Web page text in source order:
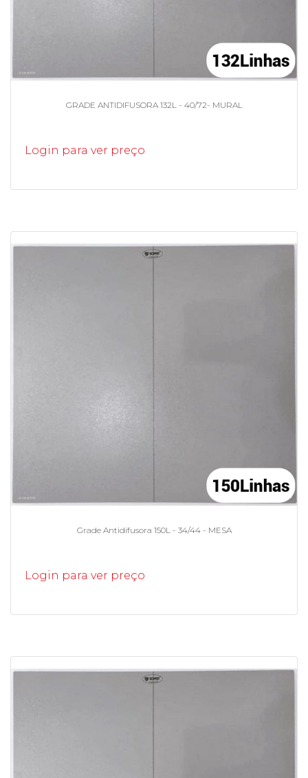
GRADE ANTIDIFUSORA 132L - 40/72- MURAL
Login para ver preço
Grade Antidifusora 150L - 34/44 - MESA
Login para ver preço